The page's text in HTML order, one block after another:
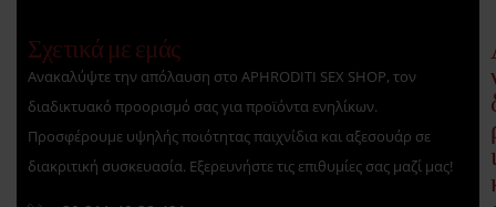
Σχετικά με εμάς
Ανακαλύψτε την απόλαυση στο APHRODITI SEX SHOP, τον
διαδικτυακό προορισμό σας για προϊόντα ενηλίκων.
Προσφέρουμε υψηλής ποιότητας παιχνίδια και αξεσουάρ σε
διακριτική συσκευασία. Εξερευνήστε τις επιθυμίες σας μαζί μας!
ι